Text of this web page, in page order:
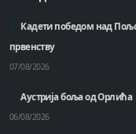
Кадети победом над
првенству
07/08/2026
Аустрија боља од Орлића
06/08/2026